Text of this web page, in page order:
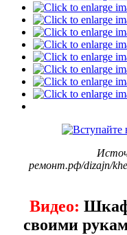
ремонт.рф/dizajn/
Видео: Шкаф
своими